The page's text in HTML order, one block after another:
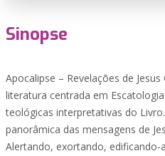
Sinopse
Apocalipse – Revelações de
literatura centrada em
teológicas interpretativas do
panorâmica das mensagens de
Alertando, exortando,